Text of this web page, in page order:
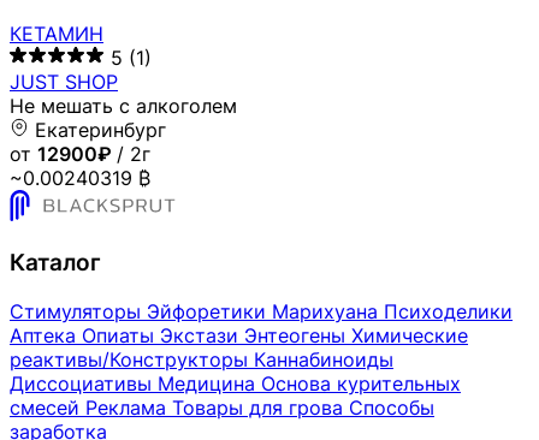
КЕТАМИН
5 (1)
JUST SHOP
Не мешать с алкоголем
Екатеринбург
от 12900₽ / 2г
~0.00240319 ₿
Каталог
Стимуляторы Эйфоретики Марихуана Психоделики
Аптека Опиаты Экстази Энтеогены Химические
реактивы/Конструкторы Каннабиноиды
Диссоциативы Медицина Основа курительных
смесей Реклама Товары для грова Способы
заработка